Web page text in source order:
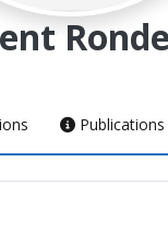
Publications